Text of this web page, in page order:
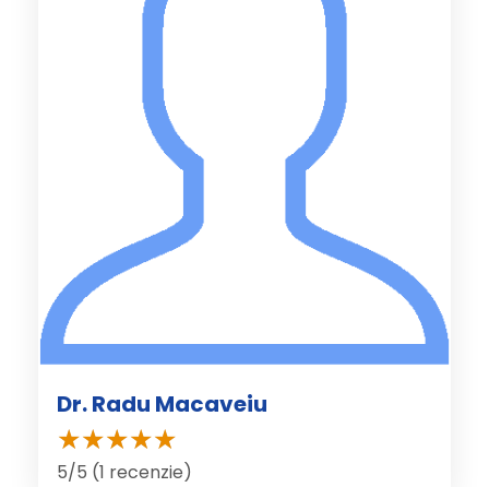
Dr. Radu Macaveiu
5/5 (1 recenzie)